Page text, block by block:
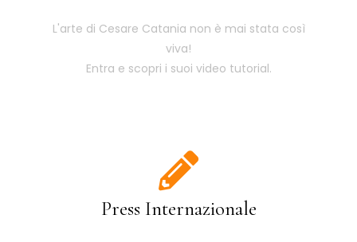
L'arte di Cesare Catania non è mai stata così
viva!
Entra e scopri i suoi video tutorial.
Press Internazionale